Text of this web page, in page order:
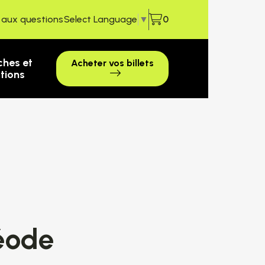
aux questionsSelect Language ▼ 0
et
Acheter vos billets